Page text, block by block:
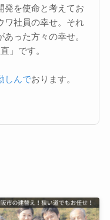
発を使命と考えてお
ワ社員の幸せ。それ
った方々の幸せ。
」です。
しんでおります。